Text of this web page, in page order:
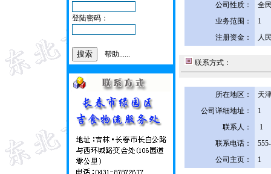
登陆密码：
帮助......
公司性质：
全
业务范围：
1
注册资金：
人
联系方式：
所在地区：
天
公司详细地址：
1
联系人：
1
联系电话：
公司主页：
1